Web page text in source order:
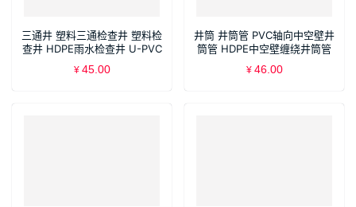
三通井 塑料三通检查井 塑料检
查井 HDPE雨水检查井 U-PVC
污水检查井 PP沉泥井 流槽井
¥ 45.00
井筒 井筒管 PVC轴向中空壁井
筒管 HDPE中空壁缠绕井筒管
塑料检查井
¥ 46.00